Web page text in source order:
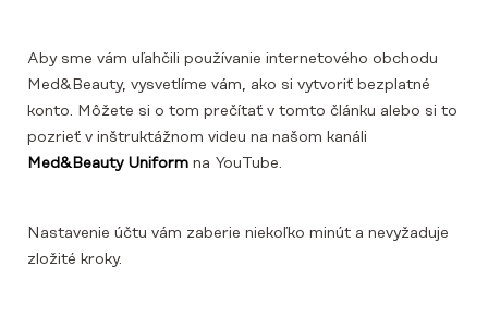
Aby sme vám uľahčili používanie internetového obchodu
Med&Beauty, vysvetlíme vám, ako si vytvoriť bezplatné
konto. Môžete si o tom prečítať v tomto článku alebo si to
pozrieť v inštruktážnom videu na našom kanáli
Med&Beauty Uniform na YouTube.
Nastavenie účtu vám zaberie niekoľko minút a nevyžaduje
zložité kroky.